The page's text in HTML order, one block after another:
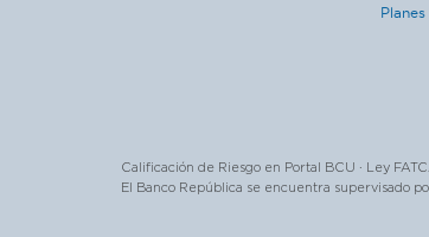
Calificación de Riesgo en Portal BCU · Ley
El Banco República se encuentra supervisado